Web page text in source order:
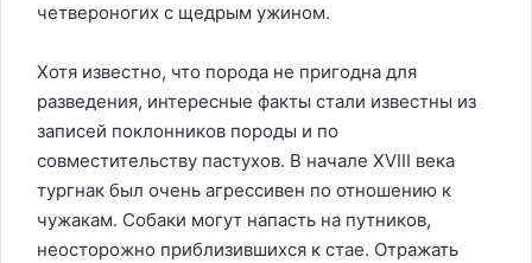
четвероногих с щедрым ужином.
Хотя известно, что порода не пригодна для
разведения, интересные факты стали известны из
записей поклонников породы и по
совместительству пастухов. В начале XVIII века
тургнак был очень агрессивен по отношению к
чужакам. Собаки могут напасть на путников,
неосторожно приблизившихся к стае. Отражать